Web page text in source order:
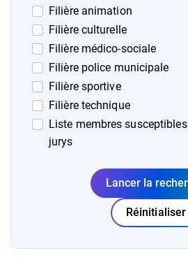
Filière animation
Filière culturelle
Filière médico-sociale
Filière police municipale
Filière sportive
Filière technique
Liste membres
jurys
Lancer la
Réinitialiser